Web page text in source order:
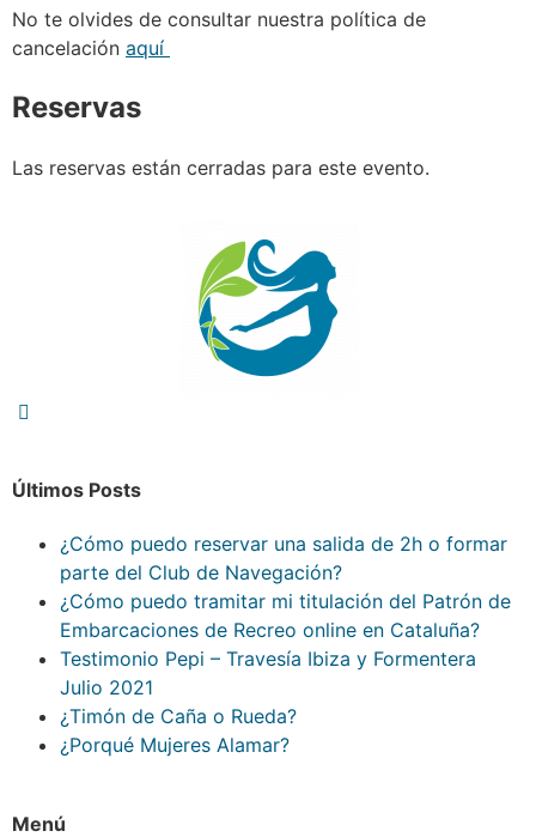
No te olvides de consultar nuestra política de
cancelación aquí
Reservas
Las reservas están cerradas para este evento.
Últimos Posts
¿Cómo puedo reservar una salida de 2h o formar
parte del Club de Navegación?
¿Cómo puedo tramitar mi titulación del Patrón de
Embarcaciones de Recreo online en Cataluña?
Testimonio Pepi – Travesía Ibiza y Formentera
Julio 2021
¿Timón de Caña o Rueda?
¿Porqué Mujeres Alamar?
Menú